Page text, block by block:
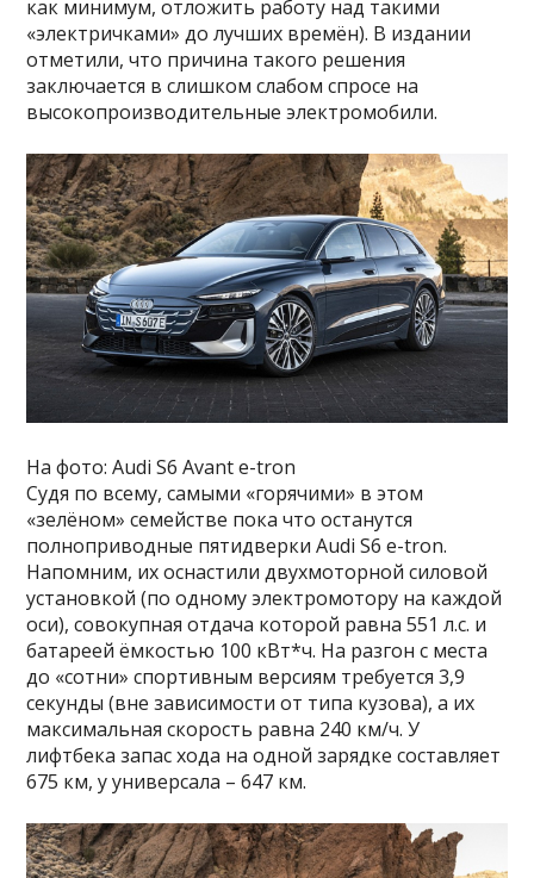
как минимум, отложить работу над такими
«электричками» до лучших времён). В издании
отметили, что причина такого решения
заключается в слишком слабом спросе на
высокопроизводительные электромобили.
На фото: Audi S6 Avant e-tron
Судя по всему, самыми «горячими» в этом
«зелёном» семействе пока что останутся
полноприводные пятидверки Audi S6 e-tron.
Напомним, их оснастили двухмоторной силовой
установкой (по одному электромотору на каждой
оси), совокупная отдача которой равна 551 л.с. и
батареей ёмкостью 100 кВт*ч. На разгон с места
до «сотни» спортивным версиям требуется 3,9
секунды (вне зависимости от типа кузова), а их
максимальная скорость равна 240 км/ч. У
лифтбека запас хода на одной зарядке составляет
675 км, у универсала – 647 км.